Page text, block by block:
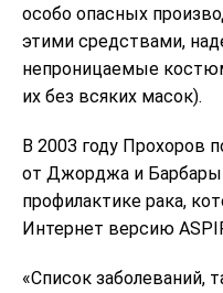
особо опасных
этими средствами,
непроницаемые
их без всяких масок).
В 2003 году Прохоров
от Джорджа и
профилактике рака,
Интернет версию
«Список заболеваний,